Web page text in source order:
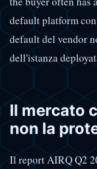
default platform
default del vendor
dell'istanza
Il mercato
non la
Il report AIRQ Q2